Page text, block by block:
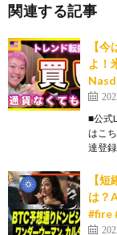
関連する記事
【
よ！
■公式
はこ
達登
【
は？
#fire